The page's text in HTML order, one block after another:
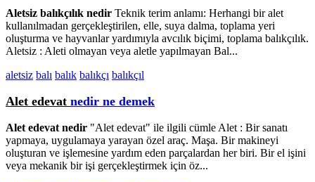
Aletsiz balıkçılık nedir Teknik terim anlamı: Herhangi bir alet
kullanılmadan gerçekleştirilen, elle, suya dalma, toplama yeri
oluşturma ve hayvanlar yardımıyla avcılık biçimi, toplama balıkçılık.
Aletsiz : Aleti olmayan veya aletle yapılmayan Bal...
aletsiz balı balık balıkçı balıkçıl
Alet edevat nedir ne demek
Alet edevat nedir "Alet edevat" ile ilgili cümle Alet : Bir sanatı
yapmaya, uygulamaya yarayan özel araç. Maşa. Bir makineyi
oluşturan ve işlemesine yardım eden parçalardan her biri. Bir el işini
veya mekanik bir işi gerçekleştirmek için öz...